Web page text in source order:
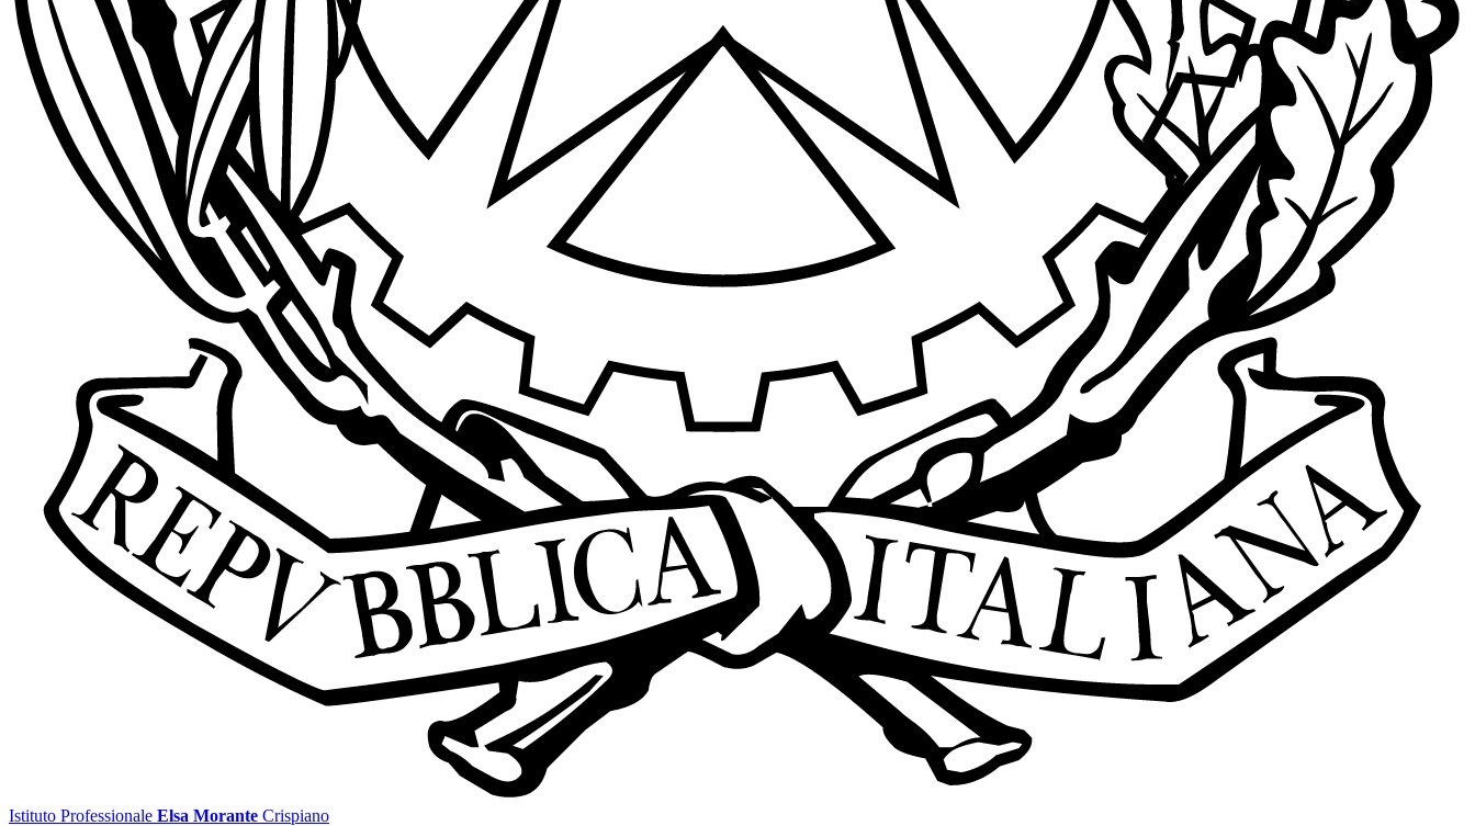
Istituto Professionale Elsa Morante Crispiano